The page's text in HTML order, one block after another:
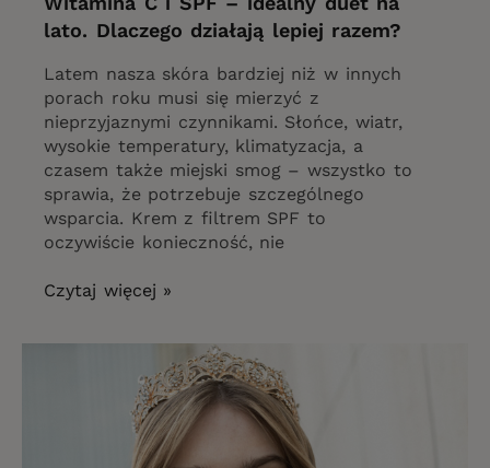
lato. Dlaczego działają lepiej razem?
Latem nasza skóra bardziej niż w innych
porach roku musi się mierzyć z
nieprzyjaznymi czynnikami. Słońce, wiatr,
wysokie temperatury, klimatyzacja, a
czasem także miejski smog – wszystko to
sprawia, że potrzebuje szczególnego
wsparcia. Krem z filtrem SPF to
oczywiście konieczność, nie
Czytaj więcej »